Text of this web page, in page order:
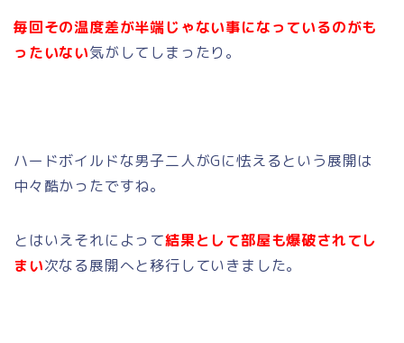
毎回その温度差が半端じゃない事になっているのがも
ったいない気がしてしまったり。
ハードボイルドな男子二人がGに怯えるという展開は
中々酷かったですね。
とはいえそれによって結果として部屋も爆破されてし
まい次なる展開へと移行していきました。